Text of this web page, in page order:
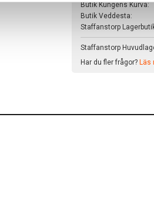
Butik Kungens Kurva:
Butik Veddesta:
Staffanstorp
Staffanstorp
Har du fler frågor? Läs